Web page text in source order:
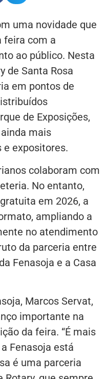
uma novidade que
feira com a
ao público. Nesta
de Santa Rosa
em pontos de
de Exposições,
mais
expositores.
colaboram com
No entanto,
em 2026, a
ampliando a
no atendimento
da parceria entre
Fenasoja e a Casa
Marcos Servat,
importante na
da feira. “É mais
Fenasoja está
é uma parceria